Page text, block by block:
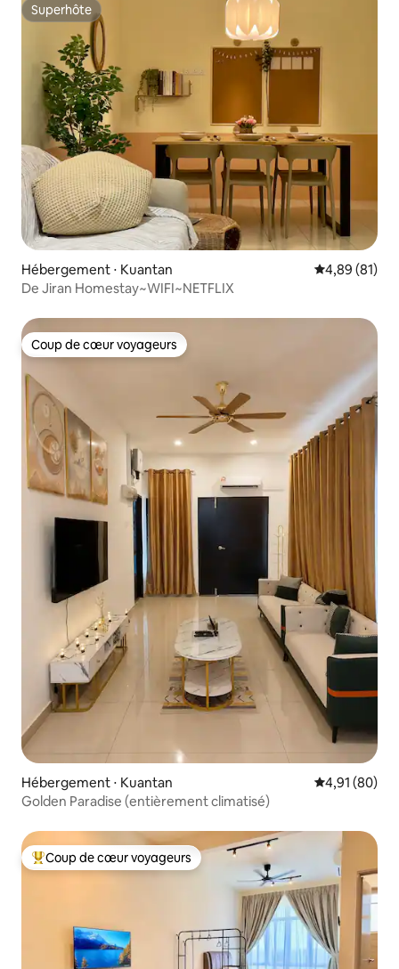
Superhôte
Superhôte
Hébergement ⋅ Kuantan Évaluation
4,89 (81)
De Jiran Homestay~WIFI~NETFLIX
Coup de cœur voyageurs
Coup de cœur voyageurs
Hébergement ⋅ Kuantan Évaluation
4,91 (80)
Golden Paradise (entièrement climatisé)
Coups de cœur voyageurs les plus appréciés
Coup de cœur voyageurs